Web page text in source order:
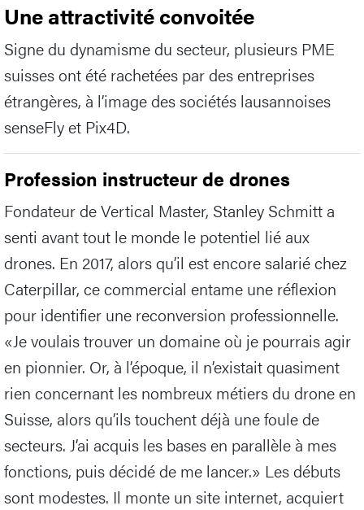
Une attractivité convoitée
Signe du dynamisme du secteur, plusieurs PME
suisses ont été rachetées par des entreprises
étrangères, à l’image des sociétés lausannoises
senseFly et Pix4D.
Profession instructeur de drones
Fondateur de Vertical Master, Stanley Schmitt a
senti avant tout le monde le potentiel lié aux
drones. En 2017, alors qu’il est encore salarié chez
Caterpillar, ce commercial entame une réflexion
pour identifier une reconversion professionnelle.
«Je voulais trouver un domaine où je pourrais agir
en pionnier. Or, à l’époque, il n’existait quasiment
rien concernant les nombreux métiers du drone en
Suisse, alors qu’ils touchent déjà une foule de
secteurs. J’ai acquis les bases en parallèle à mes
fonctions, puis décidé de me lancer.» Les débuts
sont modestes. Il monte un site internet, acquiert